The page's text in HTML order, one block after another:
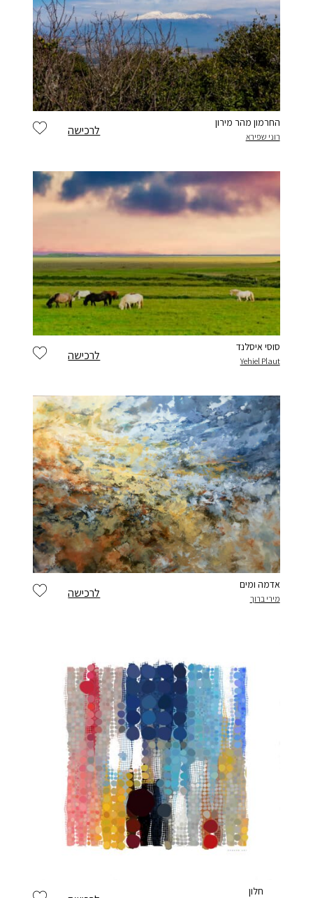
לרכישה
החרמון מהר מירון
רוני שפירא
לרכישה
סוסי איסלנד
Yehiel Plaut
לרכישה
אדמה ומים
מירי ברוך
חלון